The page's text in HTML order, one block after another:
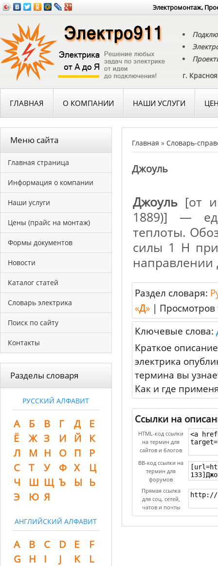
Электромонтаж,
г.
ГЛАВНАЯ О КОМПАНИИ НАШИ УСЛУГИ
Меню сайта
Главная страница
Информация о компании
Наши услуги
Цены (прайс на монтаж)
Формы документов
Новости
Каталог статей
Словарь электрика
Поиск по сайту
Контакты
Разделы словаря
РУССКИЙ АЛФАВИТ
А Б В Г Д
Е
Ё
Ж З И Й
К
Л
М Н О П
Р
С
Т У Ф Х
Ц
Ч
Ш Щ Ъ Ы
Ь
Э
Ю Я
АНГЛИЙСКИЙ АЛФАВИТ
A B C D E
F
G
H I J K
L
Главная » Словарь-
Джоуль
Джоуль [от
1889)] —
теплоты.
силы 1 Н
направлении
Раздел словаря:
«Д» |
Ключевые слова:
Краткое
электрика
термина вы
Как и где
Ссылки на
HTML-код ссылки
на термин для
сайтов и блогов
BB-код ссылки на
термин для
форумов
Прямая ссылка
для соц. сетей,
чатов и почты